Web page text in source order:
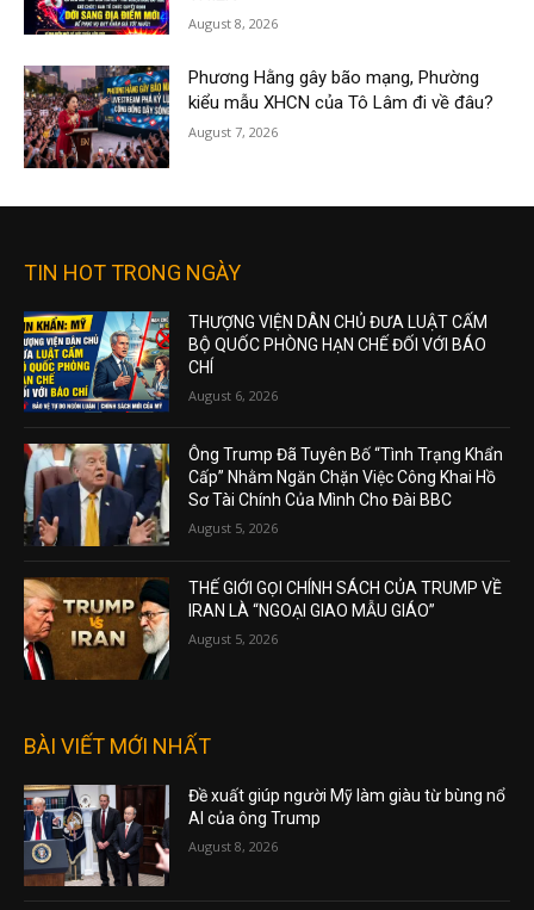
August 8, 2026
Phương Hằng gây bão mạng, Phường
kiểu mẫu XHCN của Tô Lâm đi về đâu?
August 7, 2026
TIN HOT TRONG NGÀY
THƯỢNG VIỆN DÂN CHỦ ĐƯA LUẬT CẤM
BỘ QUỐC PHÒNG HẠN CHẾ ĐỐI VỚI BÁO
CHÍ
August 6, 2026
Ông Trump Đã Tuyên Bố “Tình Trạng Khẩn
Cấp” Nhằm Ngăn Chặn Việc Công Khai Hồ
Sơ Tài Chính Của Mình Cho Đài BBC
August 5, 2026
THẾ GIỚI GỌI CHÍNH SÁCH CỦA TRUMP VỀ
IRAN LÀ “NGOẠI GIAO MẪU GIÁO”
August 5, 2026
BÀI VIẾT MỚI NHẤT
Đề xuất giúp người Mỹ làm giàu từ bùng nổ
AI của ông Trump
August 8, 2026